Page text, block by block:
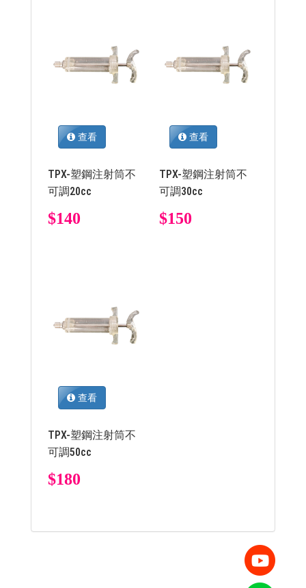
查看
TPX-塑鋼注射筒不
可調20cc
$140
查看
TPX-塑鋼注射筒不
可調30cc
$150
查看
TPX-塑鋼注射筒不
可調50cc
$180